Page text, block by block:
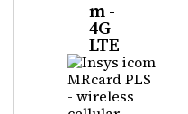
m -
4G
LTE